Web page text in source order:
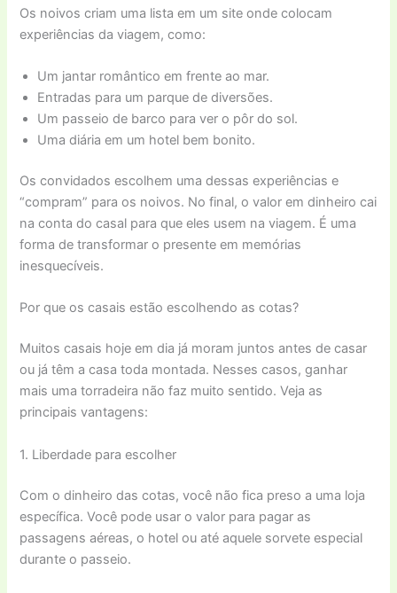
Os noivos criam uma lista em um site onde colocam
experiências da viagem, como:
Um jantar romântico em frente ao mar.
Entradas para um parque de diversões.
Um passeio de barco para ver o pôr do sol.
Uma diária em um hotel bem bonito.
Os convidados escolhem uma dessas experiências e
“compram” para os noivos. No final, o valor em dinheiro cai
na conta do casal para que eles usem na viagem. É uma
forma de transformar o presente em memórias
inesquecíveis.
Por que os casais estão escolhendo as cotas?
Muitos casais hoje em dia já moram juntos antes de casar
ou já têm a casa toda montada. Nesses casos, ganhar
mais uma torradeira não faz muito sentido. Veja as
principais vantagens:
1. Liberdade para escolher
Com o dinheiro das cotas, você não fica preso a uma loja
específica. Você pode usar o valor para pagar as
passagens aéreas, o hotel ou até aquele sorvete especial
durante o passeio.